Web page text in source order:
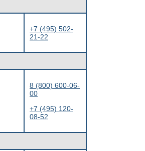
+7 (495) 502-
21-22
8 (800) 600-06-
00
+7 (495) 120-
08-52